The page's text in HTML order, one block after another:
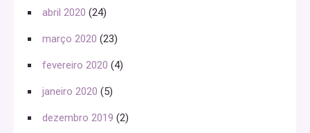
abril 2020 (24)
março 2020 (23)
fevereiro 2020 (4)
janeiro 2020 (5)
dezembro 2019 (2)